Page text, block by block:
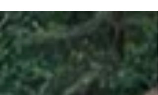
mit Christian&Christian die Runde der
16 im OÖ Stocksport Duo Cup 2026
Damit folgt demnächst erneut ein Heimspiel
und zwar gegen HBV Gebol Asten. Die
Sieger daraus qualifizieren sich für das
Viertelfinale am 19. September in Altenhof.
Wir halten euch heute schon die Daumen!